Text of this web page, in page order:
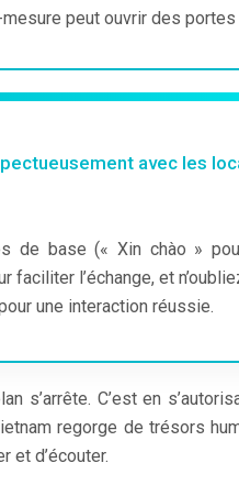
peut ouvrir des portes
avec les
de base (« Xin chào »
faciliter l’échange, et
une interaction réussie.
s’arrête. C’est en
regorge de trésors
et d’écouter.